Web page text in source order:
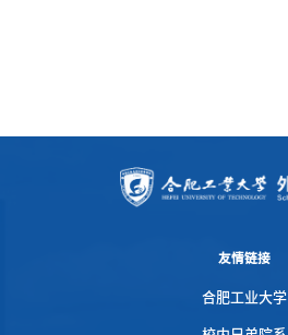
友情链接
合肥工业大学